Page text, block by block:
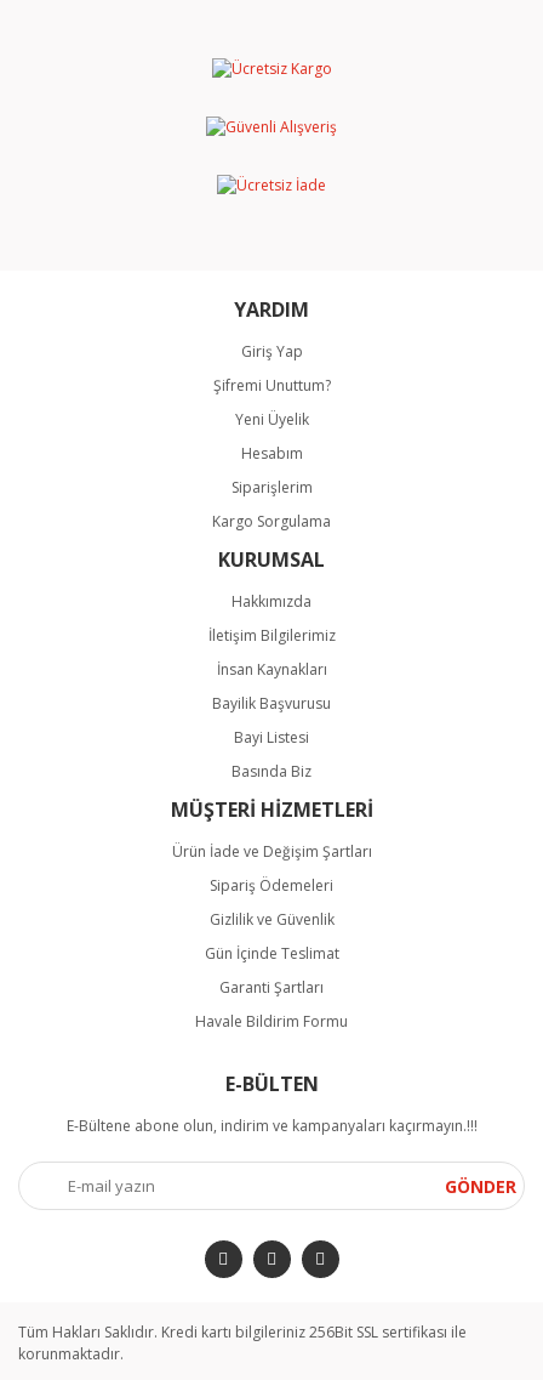
Yorum Yaz
Ürün açıklamasında eksik bilgiler bulunuyor.
Gönder
YARDIM
Giriş Yap
Şifremi Unuttum?
Yeni Üyelik
Hesabım
Siparişlerim
Kargo Sorgulama
KURUMSAL
Hakkımızda
İletişim Bilgilerimiz
İnsan Kaynakları
Bayilik Başvurusu
Bayi Listesi
Basında Biz
MÜŞTERİ HİZMETLERİ
Ürün İade ve Değişim Şartları
Sipariş Ödemeleri
Gizlilik ve Güvenlik
Gün İçinde Teslimat
Garanti Şartları
Havale Bildirim Formu
E-BÜLTEN
E-Bültene abone olun, indirim ve kampanyaları kaçırmayın.!!!
GÖNDER
Tüm Hakları Saklıdır. Kredi kartı bilgileriniz 256Bit SSL sertifikası ile
korunmaktadır.